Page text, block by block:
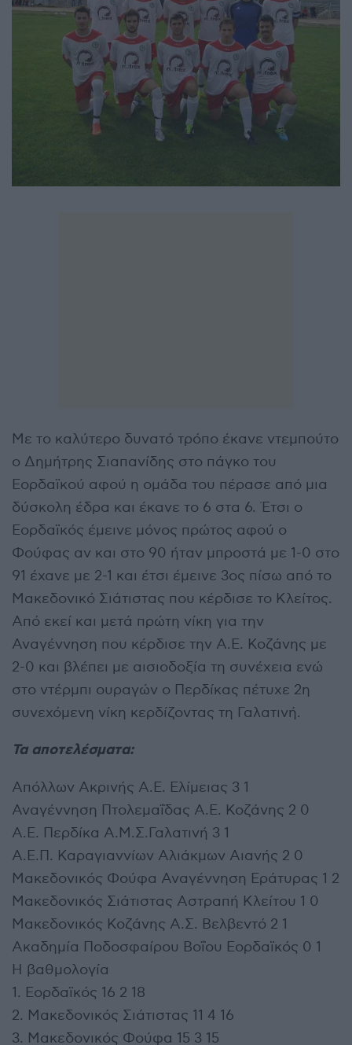
Με το καλύτερο δυνατό τρόπο έκανε ντεμπούτο
ο Δημήτρης Σιαπανίδης στο πάγκο του
Εορδαϊκού αφού η ομάδα του πέρασε από μια
δύσκολη έδρα και έκανε το 6 στα 6. Έτσι ο
Εορδαϊκός έμεινε μόνος πρώτος αφού ο
Φούφας αν και στο 90 ήταν μπροστά με 1-0 στο
91 έχανε με 2-1 και έτσι έμεινε 3ος πίσω από το
Μακεδονικό Σιάτιστας που κέρδισε το Κλείτος.
Από εκεί και μετά πρώτη νίκη για την
Αναγέννηση που κέρδισε την Α.Ε. Κοζάνης με
2-0 και βλέπει με αισιοδοξία τη συνέχεια ενώ
στο ντέρμπι ουραγών ο Περδίκας πέτυχε 2η
συνεχόμενη νίκη κερδίζοντας τη Γαλατινή.
Τα αποτελέσματα:
Απόλλων Ακρινής Α.Ε. Ελίμειας 3 1
Αναγέννηση Πτολεμαΐδας Α.Ε. Κοζάνης 2 0
Α.Ε. Περδίκα Α.Μ.Σ.Γαλατινή 3 1
Α.Ε.Π. Καραγιαννίων Αλιάκμων Αιανής 2 0
Μακεδονικός Φούφα Αναγέννηση Εράτυρας 1 2
Μακεδονικός Σιάτιστας Αστραπή Κλείτου 1 0
Μακεδονικός Κοζάνης Α.Σ. Βελβεντό 2 1
Ακαδημία Ποδοσφαίρου Βοΐου Εορδαϊκός 0 1
Η βαθμολογία
1. Εορδαϊκός 16 2 18
2. Μακεδονικός Σιάτιστας 11 4 16
3. Μακεδονικός Φούφα 15 3 15